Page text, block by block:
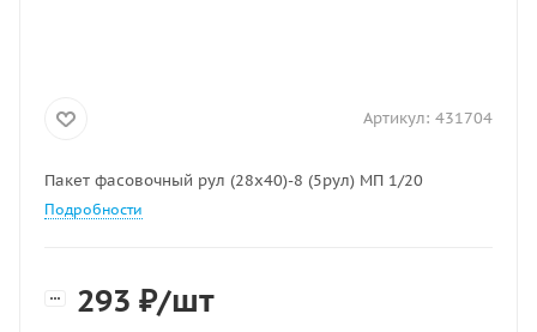
Артикул: 431704
Пакет фасовочный рул (28х40)-8 (5рул) МП 1/20
Подробности
293 ₽/шт